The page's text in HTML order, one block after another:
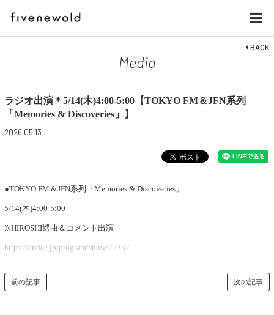
Media
BACK
ラジオ出演＊5/14(木)4:00-5:00【TOKYO FM＆JFN系列
「Memories & Discoveries」】
2026.05.13
●TOKYO FM＆JFN系列「Memories & Discoveries」
5/14(木)4:00-5:00
※HIROSHI選曲＆コメント出演
https://audee.jp/program/show/27337
次の記事
前の記事